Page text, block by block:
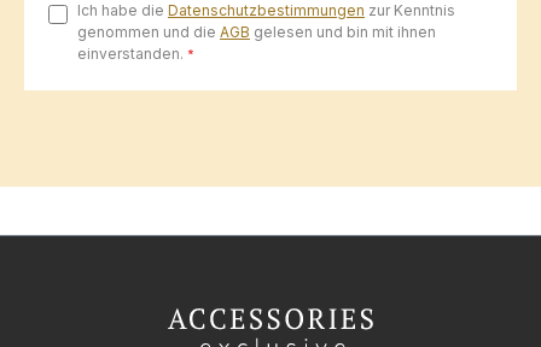
Ich habe die Datenschutzbestimmungen zur Kenntnis
genommen und die AGB gelesen und bin mit ihnen
einverstanden. *